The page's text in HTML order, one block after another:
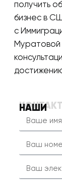
получить
бизнес в
с
Муратовой
НАШИ